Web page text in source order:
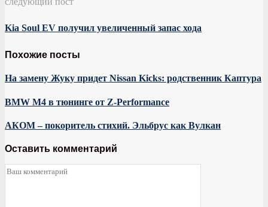
Kia Soul EV получил увеличенный запас хода
Похожие посты
На замену Жуку придет Nissan Kicks: родственник Каптура
BMW M4 в тюнинге от Z-Performance
АКОМ – покоритель стихий. Эльбрус как Вулкан
Оставить комментарий